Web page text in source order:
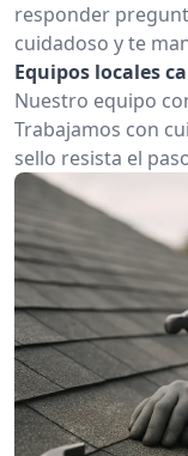
responder
cuidadoso y te
Equipos locales
Nuestro equipo
Trabajamos con
sello resista el